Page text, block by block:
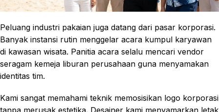
Peluang industri pakaian juga datang dari pasar korporasi.
Banyak instansi rutin menggelar acara kumpul karyawan
di kawasan wisata. Panitia acara selalu mencari vendor
seragam kemeja liburan perusahaan guna menyamakan
identitas tim.
Kami sangat memahami teknik memosisikan logo korporasi